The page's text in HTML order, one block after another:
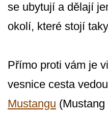
se ubytují a dělají
okolí, které stojí
Přímo proti vám je
vesnice cesta
Mustangu (Mustang